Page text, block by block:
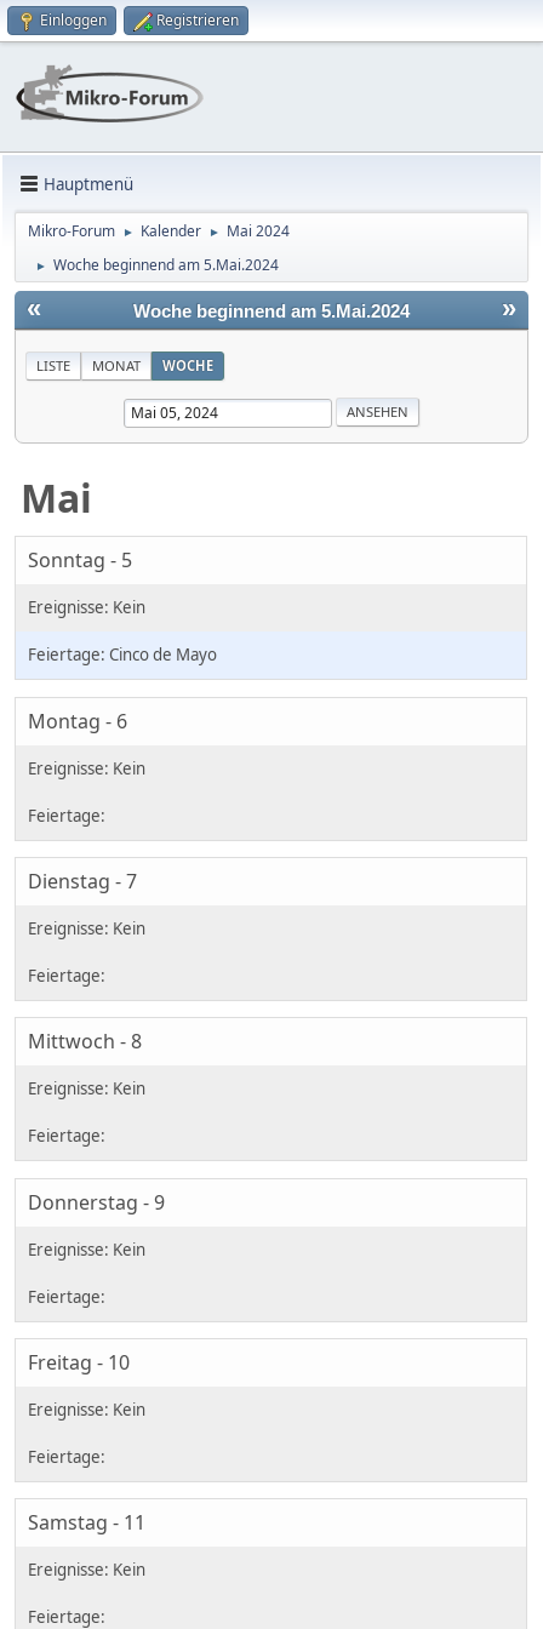
Einloggen Registrieren
Hauptmenü
Mikro-Forum ► Kalender ► Mai 2024
► Woche beginnend am 5.Mai.2024
« »
Woche beginnend am 5.Mai.2024
LISTE MONAT WOCHE
Mai
Sonntag - 5
Cinco de Mayo
Montag - 6
Dienstag - 7
Mittwoch - 8
Donnerstag - 9
Freitag - 10
Samstag - 11